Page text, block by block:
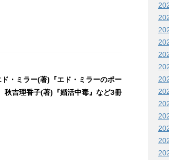
・ミラー(著)『エド・ミラーのポー
秋吉理香子(著)『婚活中毒』など3冊